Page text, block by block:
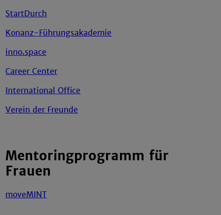
StartDurch
Konanz-Führungsakademie
inno.space
Career Center
International Office
Verein der Freunde
Mentoringprogramm für
Frauen
moveMINT